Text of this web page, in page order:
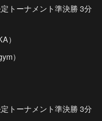
トーナメント準決勝 3分
）
）
トーナメント準決勝 3分